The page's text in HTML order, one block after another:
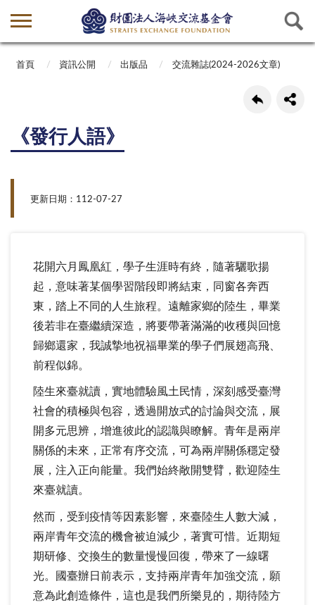
首頁 資訊公開 出版品 交流雜誌(2024-2026文章)
《發行人語》
更新日期：112-07-27
花開六月鳳凰紅，學子生涯時有終，隨著驪歌揚
起，意味著某個學習階段即將結束，同窗各奔西
東，踏上不同的人生旅程。遠離家鄉的陸生，畢業
後若非在臺繼續深造，將要帶著滿滿的收穫與回憶
歸鄉還家，我誠摯地祝福畢業的學子們展翅高飛、
前程似錦。
陸生來臺就讀，實地體驗風土民情，深刻感受臺灣
社會的積極與包容，透過開放式的討論與交流，展
開多元思辨，增進彼此的認識與瞭解。青年是兩岸
關係的未來，正常有序交流，可為兩岸關係穩定發
展，注入正向能量。我們始終敞開雙臂，歡迎陸生
來臺就讀。
然而，受到疫情等因素影響，來臺陸生人數大減，
兩岸青年交流的機會被迫減少，著實可惜。近期短
期研修、交換生的數量慢慢回復，帶來了一線曙
光。國臺辦日前表示，支持兩岸青年加強交流，願
意為此創造條件，這也是我們所樂見的，期待陸方